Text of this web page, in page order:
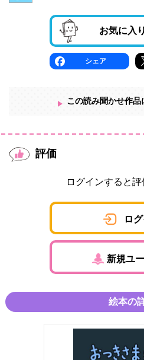
お気に入
シェア
この読み聞かせ作品
評価
ログインすると
ロ
新規ユ
絵本の